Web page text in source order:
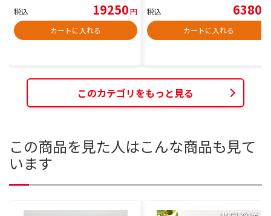
税込 19250円
カートに入れる
税込 6380
カートに入れる
このカテゴリをもっと見る
この商品を見た人はこんな商品も見て
います